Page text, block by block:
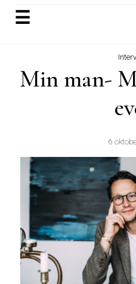
☰
Min man-
6